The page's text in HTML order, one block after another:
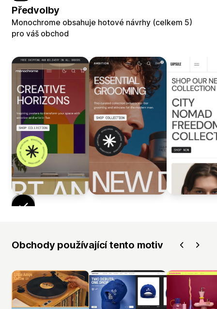
Předvolby
Monochrome obsahuje hotové návrhy (celkem 5)
pro váš obchod
Obchody používající tento motiv